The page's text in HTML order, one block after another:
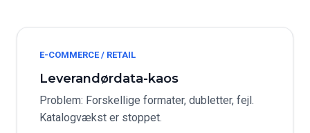
E-COMMERCE / RETAIL
Leverandørdata-kaos
Problem: Forskellige formater, dubletter, fejl.
Katalogvækst er stoppet.